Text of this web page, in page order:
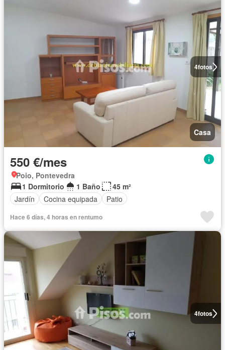
4fotos
Casa
550 €/mes
Poio, Pontevedra
1 Dormitorio
1 Baño
45 m²
Jardín
Cocina equipada Patio
Hace 6 días, 4 horas en rentumo
4fotos